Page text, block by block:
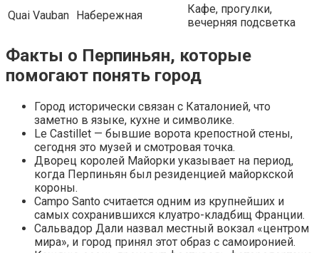
Quai Vauban Набережная
Кафе, прогулки,
вечерняя подсветка
Факты о Перпиньян, которые
помогают понять город
Город исторически связан с Каталонией, что
заметно в языке, кухне и символике.
Le Castillet — бывшие ворота крепостной стены,
сегодня это музей и смотровая точка.
Дворец королей Майорки указывает на период,
когда Перпиньян был резиденцией майоркской
короны.
Campo Santo считается одним из крупнейших и
самых сохранившихся клуатро-кладбищ Франции.
Сальвадор Дали назвал местный вокзал «центром
мира», и город принял этот образ с самоиронией.